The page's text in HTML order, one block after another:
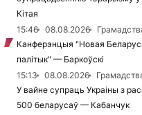
Кітая
15:46
08.08.2026
Канферэнцыя "Новая
палітык" — Баркоўскі
15:13
08.08.2026
У вайне супраць Украіны з
500 беларусаў — Кабанчук